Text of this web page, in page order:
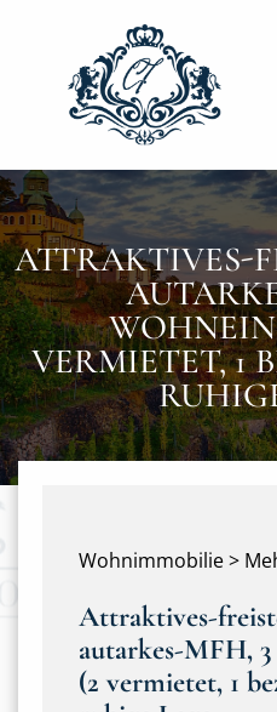
ATTRAKTIVES-
VERMIETET, 1
Wohnimmobilie >
Attraktives-
autarkes-MFH,
(2 vermietet, 1